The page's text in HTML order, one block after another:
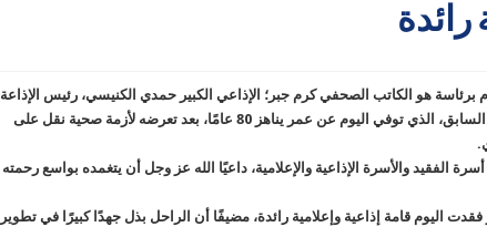
رائدة
برئاسة هو الكاتب الصحفي كرم جبر؛ الإذاعي الكبير حمدي الكنيسي، رئيس الإذاعة
المصرية الأسبق ونقيب للإعلاميين السابق، الذي توفي اليوم عن عمر يناهز 80 عامًا، بعد تعرضه لأزمة صحية نقل على
الفقيد والأسرة الإذاعية والإعلامية، داعيًا الله عز وجل أن يتغمده بواسع رحمته
اليوم قامة إذاعية وإعلامية رائدة، مضيفًا أن الراحل بذل جهدًا كبيرًا في تطوير